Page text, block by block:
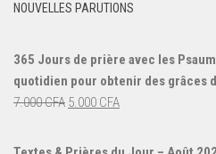
NOUVELLES PARUTIONS
365 Jours de prière avec les
quotidien pour obtenir des grâces
7.000CFA Le
initial
5.000 CFALe
actuel